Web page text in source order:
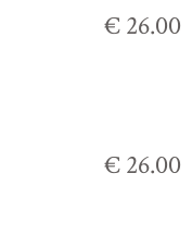
€ 26.00
€ 26.00